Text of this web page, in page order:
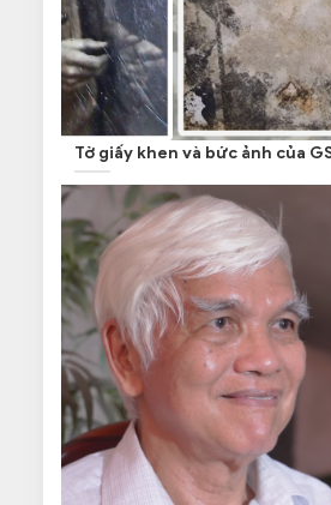
Tờ giấy khen và bức ảnh của